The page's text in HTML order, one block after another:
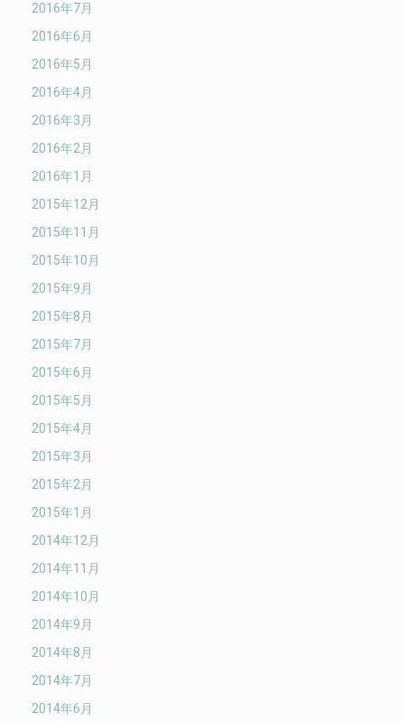
2016年7月
2016年6月
2016年5月
2016年4月
2016年3月
2016年2月
2016年1月
2015年12月
2015年11月
2015年10月
2015年9月
2015年8月
2015年7月
2015年6月
2015年5月
2015年4月
2015年3月
2015年2月
2015年1月
2014年12月
2014年11月
2014年10月
2014年9月
2014年8月
2014年7月
2014年6月